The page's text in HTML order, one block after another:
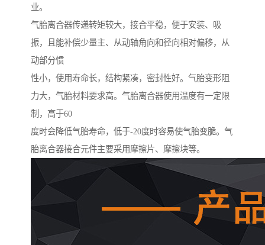
业。
气胎离合器传递转矩较大，接合平稳，便于安装、吸
振，且能补偿少量主、从动轴角向和径向相对偏移，从
动部分惯
性小，使用寿命长，结构紧凑，密封性好。气胎变形阻
力大，气胎材料要求高。气胎离合器使用温度有一定限
制，高于60
度时会降低气胎寿命，低于-20度时容易使气胎变脆。气
胎离合器接合元件主要采用摩擦片、摩擦块等。